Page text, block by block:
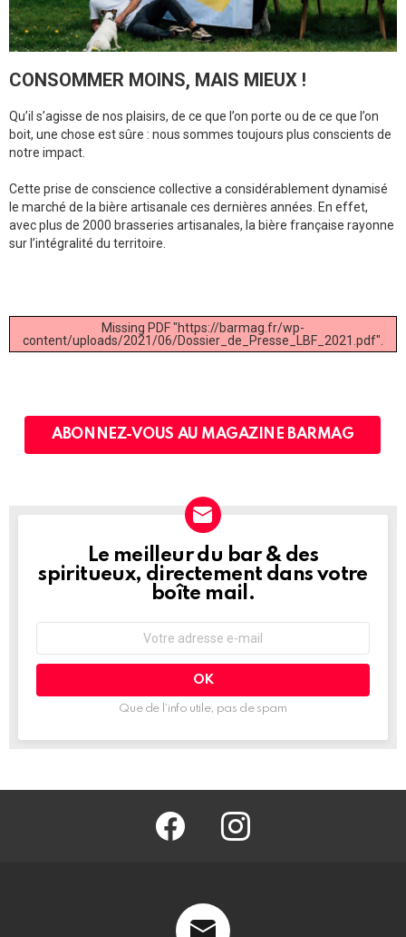
CONSOMMER MOINS, MAIS MIEUX !
Qu’il s’agisse de nos plaisirs, de ce que l’on porte ou de ce que l’on
boit, une chose est sûre : nous sommes toujours plus conscients de
notre impact.
Cette prise de conscience collective a considérablement dynamisé
le marché de la bière artisanale ces dernières années. En effet,
avec plus de 2000 brasseries artisanales, la bière française rayonne
sur l’intégralité du territoire.
Missing PDF "https://barmag.fr/wp-
content/uploads/2021/06/Dossier_de_Presse_LBF_2021.pdf".
ABONNEZ-VOUS AU MAGAZINE BARMAG
NEWSLETTER
Le meilleur du bar & des
spiritueux, directement dans votre
boîte mail.
mail
Que de l’info utile, pas de spam
facebook @barmag.fr